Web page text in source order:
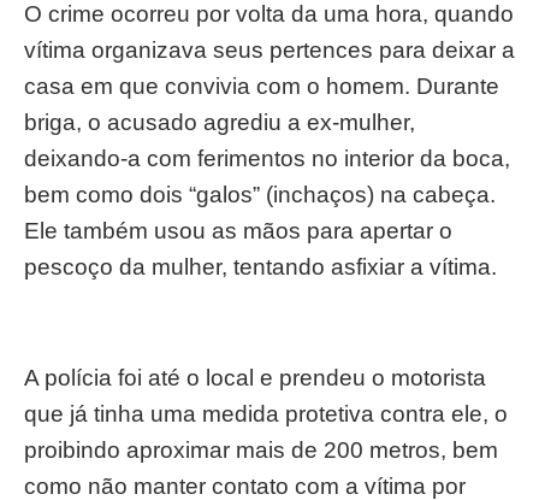
O crime ocorreu por volta da uma hora, quando
vítima organizava seus pertences para deixar a
casa em que convivia com o homem. Durante
briga, o acusado agrediu a ex-mulher,
deixando-a com ferimentos no interior da boca,
bem como dois “galos” (inchaços) na cabeça.
Ele também usou as mãos para apertar o
pescoço da mulher, tentando asfixiar a vítima.
A polícia foi até o local e prendeu o motorista
que já tinha uma medida protetiva contra ele, o
proibindo aproximar mais de 200 metros, bem
como não manter contato com a vítima por